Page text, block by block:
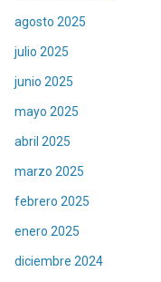
agosto 2025
julio 2025
junio 2025
mayo 2025
abril 2025
marzo 2025
febrero 2025
enero 2025
diciembre 2024